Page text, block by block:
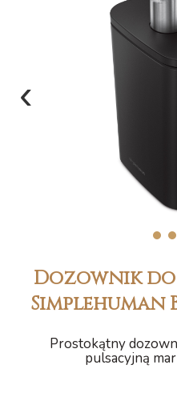
‹
1 2
Dozownik do
Simplehuman
Prostokątny
pulsacyjną